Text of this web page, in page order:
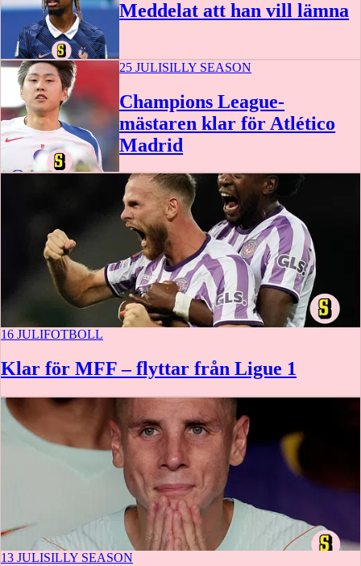
Meddelat att han vill lämna
25 JULISILLY SEASON
Champions League-
mästaren klar för Atlético
Madrid
16 JULIFOTBOLL
Klar för MFF – flyttar från Ligue 1
13 JULISILLY SEASON